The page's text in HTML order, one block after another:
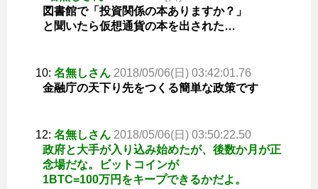
図書館で「投資関係の本ありますか？」
と聞いたら仮想通貨の本を出された…
10: 名無しさん 2018/05/06(日) 03:42:01.76
金融庁の天下り先をつくる簡単な政策です
12: 名無しさん 2018/05/06(日) 03:50:22.50
政府と大手が入り込み始めたが、後数か月が正
念場だな。ビットコインが
1BTC=100万円をキープできるかだよ。